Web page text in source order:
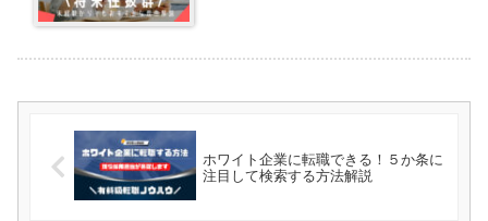
ホワイト企業に転職できる！５か条に
注目して検索する方法解説